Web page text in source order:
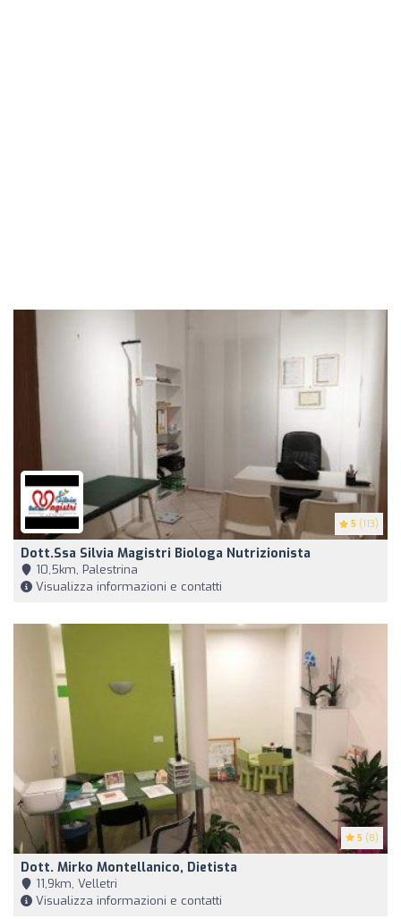
5 (113)
Dott.ssa Silvia Magistri Biologa Nutrizionista
10,5km, Palestrina
Visualizza informazioni e contatti
5 (8)
Dott. Mirko Montellanico, Dietista
11,9km, Velletri
Visualizza informazioni e contatti